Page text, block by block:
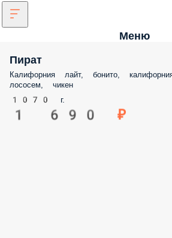
Меню
Пират
Калифорния лайт, бонито, калифорния
чикен
1070 г.
1 690 ₽